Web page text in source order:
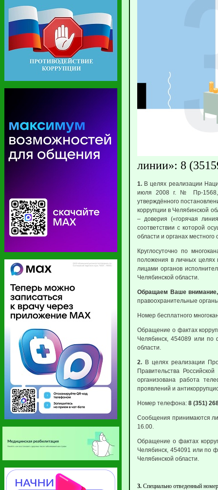
линии»: 8
1. В целях реализации
июля 2008 г. № Пр-1568,
утверждённого
коррупции в Челябинской
– доверия («горячая
соответствии с которой
области и органах
Круглосуточно по
положения в личных целях
лицами органов
Челябинской области.
Обращаем Ваше внимание,
правоохранительные
Номер бесплатного
Обращение о фактах
Челябинск, 454089 или по
области.
2. В целях реализации
Правительства
организована работа
проявлений и
Номер телефона: 8 (351)
Сообщения принимаются
16.00.
Обращение о фактах
Челябинск, 454091 или по
Челябинской области.
3. Специально отведенный